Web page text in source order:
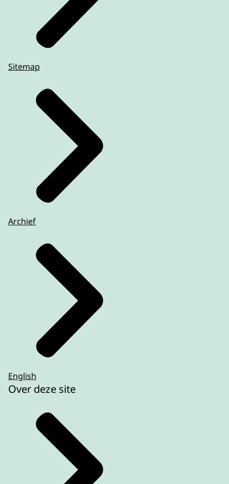
Sitemap
Archief
English
Over deze site